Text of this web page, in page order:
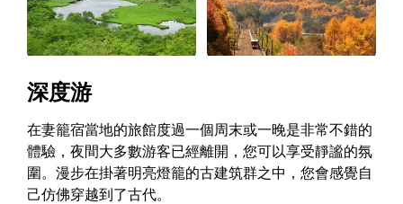
深度游
在妻籠宿當地的旅館度過一個周末或一晚是非常不錯的
體驗，夜間大多數游客已經離開，您可以享受靜謐的氛
圍。漫步在掛著明亮燈籠的古建筑群之中，您會感覺自
己仿佛穿越到了古代。